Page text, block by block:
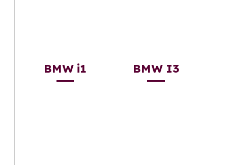
BMW i1 BMW I3